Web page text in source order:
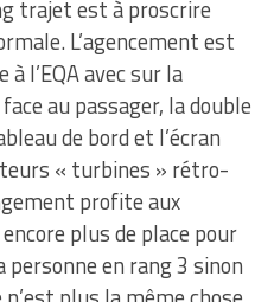
trajet est à proscrire
L’agencement est
l’EQA avec sur la
au passager, la double
de bord et l’écran
« turbines » rétro-
profite aux
plus de place pour
personne en rang 3 sinon